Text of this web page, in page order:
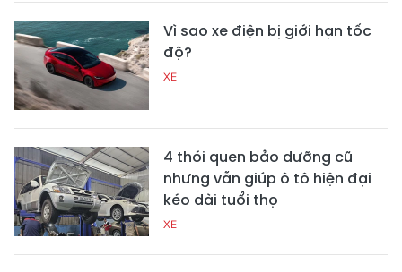
Vì sao xe điện bị giới hạn tốc
độ?
XE
4 thói quen bảo dưỡng cũ
nhưng vẫn giúp ô tô hiện đại
kéo dài tuổi thọ
XE